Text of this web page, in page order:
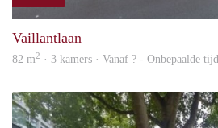
Vaillantlaan
82 m2 · 3 kamers · Vanaf ? - Onbepaalde tijd